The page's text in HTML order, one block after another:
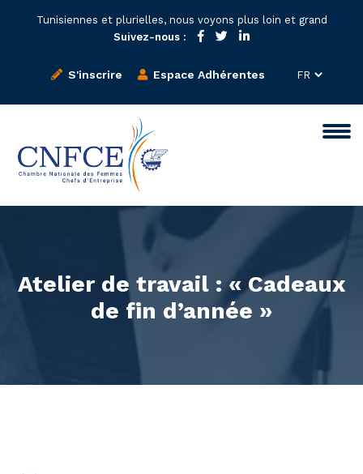
Tunisiennes et plurielles, nous voyons plus loin et grand
Suivez-nous :
S'inscrire Espace Adhérentes
Atelier de travail : « Cadeaux
de fin d’année »